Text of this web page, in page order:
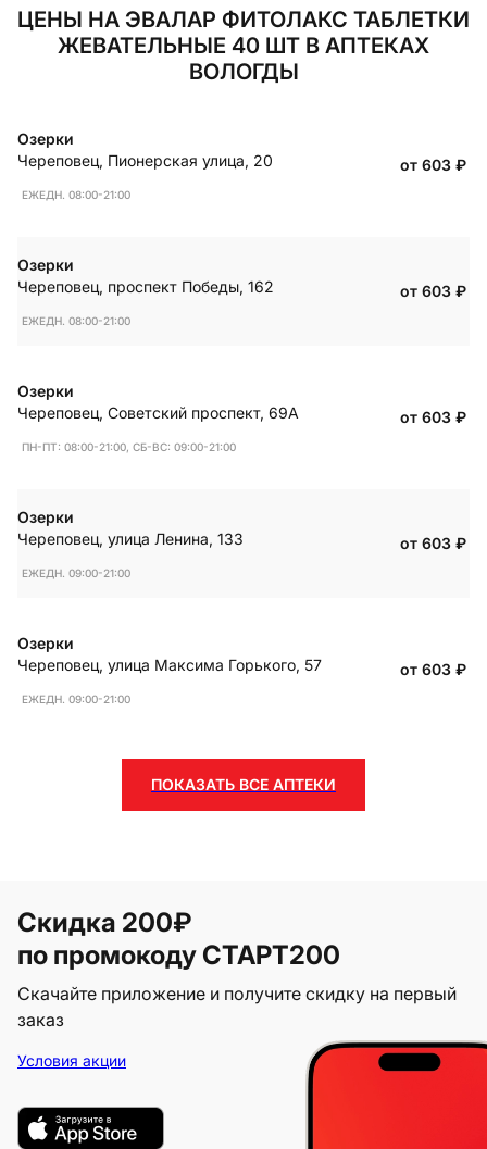
ЦЕНЫ НА ЭВАЛАР ФИТОЛАКС ТАБЛЕТКИ
ЖЕВАТЕЛЬНЫЕ 40 ШТ В АПТЕКАХ
ВОЛОГДЫ
Озерки
Череповец, Пионерская улица, 20
ЕЖЕДН. 08:00-21:00
от 603₽
Озерки
Череповец, проспект Победы, 162
ЕЖЕДН. 08:00-21:00
от 603₽
Озерки
Череповец, Советский проспект, 69А
ПН-ПТ: 08:00-21:00, СБ-ВС: 09:00-21:00
от 603₽
Озерки
Череповец, улица Ленина, 133
ЕЖЕДН. 09:00-21:00
от 603₽
Озерки
Череповец, улица Максима Горького, 57
ЕЖЕДН. 09:00-21:00
от 603₽
ПОКАЗАТЬ ВСЕ АПТЕКИ
Скидка 200₽
по промокоду СТАРТ200
Скачайте приложение и получите скидку на первый
заказ
Условия акции